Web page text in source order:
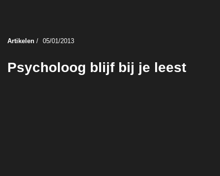
Artikelen / 05/01/2013
Psycholoog blijf bij je leest